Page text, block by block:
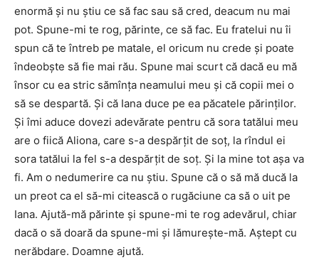
enormă şi nu ştiu ce să fac sau să cred, deacum nu mai
pot. Spune-mi te rog, părinte, ce să fac. Eu fratelui nu îi
spun că te întreb pe matale, el oricum nu crede şi poate
îndeobşte să fie mai rău. Spune mai scurt că dacă eu mă
însor cu ea stric sămînţa neamului meu şi că copii mei o
să se despartă. Şi că Iana duce pe ea păcatele părinţilor.
Şi îmi aduce dovezi adevărate pentru că sora tatălui meu
are o fiică Aliona, care s-a despărţit de soţ, la rîndul ei
sora tatălui la fel s-a despărţit de soţ. Şi la mine tot aşa va
fi. Am o nedumerire ca nu ştiu. Spune că o să mă ducă la
un preot ca el să-mi citească o rugăciune ca să o uit pe
Iana. Ajută-mă părinte şi spune-mi te rog adevărul, chiar
dacă o să doară da spune-mi şi lămureşte-mă. Aştept cu
nerăbdare. Doamne ajută.